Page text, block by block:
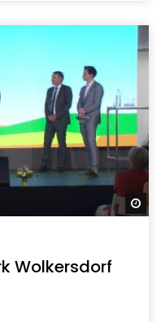
Wolkersdorf